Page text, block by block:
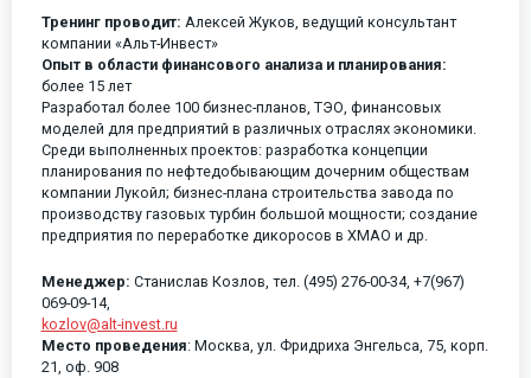
Тренинг проводит: Алексей Жуков, ведущий консультант
компании «Альт-Инвест»
Опыт в области финансового анализа и планирования:
более 15 лет
Разработал более 100 бизнес-планов, ТЭО, финансовых
моделей для предприятий в различных отраслях экономики.
Среди выполненных проектов: разработка концепции
планирования по нефтедобывающим дочерним обществам
компании Лукойл; бизнес-плана строительства завода по
производству газовых турбин большой мощности; создание
предприятия по переработке дикоросов в ХМАО и др.
Менеджер: Станислав Козлов, тел. (495) 276-00-34, +7(967)
069-09-14,
kozlov@alt-invest.ru
Место проведения: Москва, ул. Фридриха Энгельса, 75, корп.
21, оф. 908